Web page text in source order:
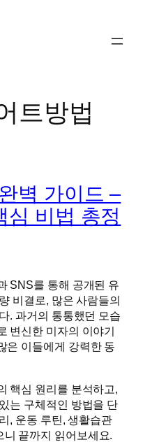
트방법
벽 가이드 –
심 비법 총정
SNS를 통해 공개된 유
비결로, 많은 사람들의
. 과거의 통통했던 모습
변신한 미자의 이야기
은 이들에게 강력한 동
핵심 원리를 분석하고,
는 구체적인 방법을 단
, 운동 루틴, 생활습관
끝까지 읽어보세요.